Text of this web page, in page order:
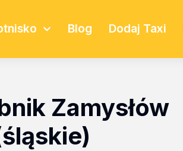
Blog Dodaj Taxi
Zamysłów